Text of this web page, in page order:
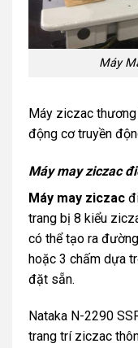
Máy
Máy ziczac
động cơ truyền
Máy may ziczac
Máy may ziczac
trang bị 8 kiểu
có thể tạo ra
hoặc 3 chấm dựa
đặt sẵn.
Nataka N-2290
trang trí ziczac